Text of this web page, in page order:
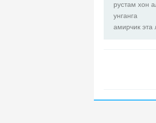
рустам хон
унганга
амирчик эта